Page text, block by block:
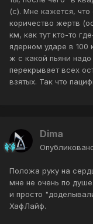
(с). Мне кажется,
коричество жертв
км, как тут кто-то
ядерном ударе в 100
ж с какой пьяни надо
перекрывает всех
взятых. Так что
Dima
Положа руку на
мне не очень по
и просто
ХафЛайф.